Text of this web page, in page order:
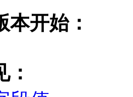
本开始：
：